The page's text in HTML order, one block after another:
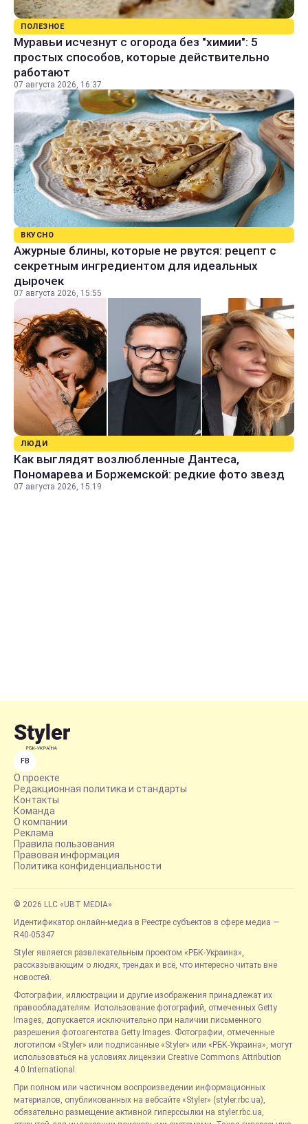
ПОЛЕЗНОЕ
Муравьи исчезнут с огорода без "химии": 5
простых способов, которые действительно
работают
07 августа 2026, 16:37
ВКУСНО
Ажурные блины, которые не рвутся: рецепт с
секретным ингредиентом для идеальных
дырочек
07 августа 2026, 15:55
ЛЮДИ
Как выглядят возлюбленные Дантеса,
Пономарева и Боржемской: редкие фото звезд
07 августа 2026, 15:19
FB
О проекте
Редакционная политика и стандарты
Контакты
Команда
О компании
Реклама
Правила пользования
Правовая информация
Политика конфиденциальности
© 2026 LLC «UBT MEDIA»
Идентификатор онлайн-медиа в Реестре субъектов в сфере медиа —
R40-05347
Styler является развлекательным проектом «РБК-Украина»,
рассказывающим о людях, трендах и всё, что интересно читать вне
новостей.
Фотографии, иллюстрации и другие изображения принадлежат их
правообладателям. Использование фотографий, отмеченных Getty
Images, допускается исключительно при наличии письменного
разрешения фотоагентства Getty Images. Фотографии, отмеченные
логотипом «Styler» или подписанные «Styler» или «РБК-Украина», могут
использоваться на условиях лицензии Creative Commons Attribution
4.0 International.
При полном или частичном воспроизведении информационных
материалов, опубликованных на вебсайте «Styler» (styler.rbc.ua),
обязательно размещение активной гиперссылки на styler.rbc.ua,